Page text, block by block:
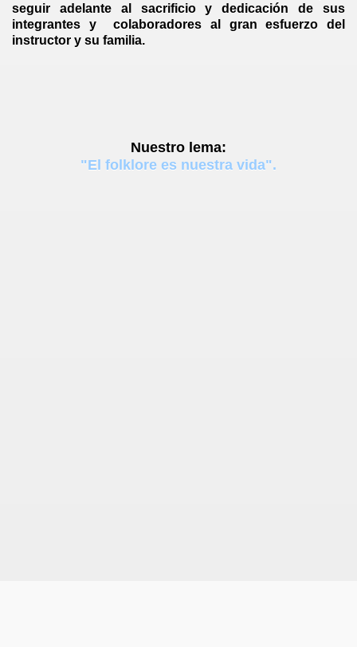
seguir adelante al sacrificio y dedicación de sus
integrantes y colaboradores al gran esfuerzo del
instructor y su familia.
Nuestro lema:
"El folklore es nuestra vida".